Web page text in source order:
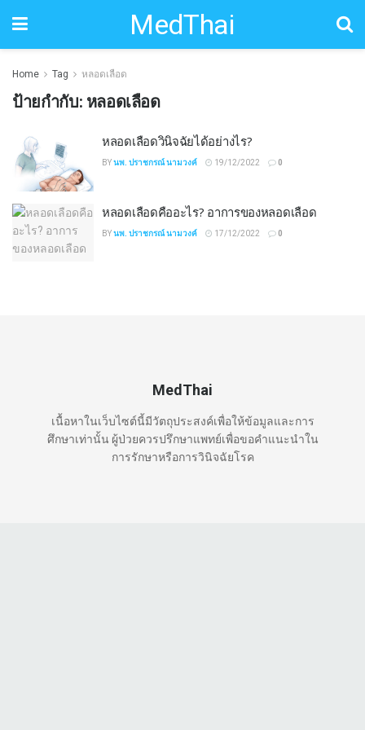
MedThai
Home Tag หลอดเลือด
ป้ายกำกับ: หลอดเลือด
หลอดเลือดวินิจฉัยได้อย่างไร?
BYนพ. ปราชกรณ์ นามวงค์ 19/12/2022 0
หลอดเลือดคืออะไร? อาการของหลอดเลือด
BYนพ. ปราชกรณ์ นามวงค์ 17/12/2022 0
MedThai
เนื้อหาในเว็บไซต์นี้มีวัตถุประสงค์เพื่อให้ข้อมูลและการ
ศึกษาเท่านั้น ผู้ป่วยควรปรึกษาแพทย์เพื่อขอคำแนะนำใน
การรักษาหรือการวินิจฉัยโรค